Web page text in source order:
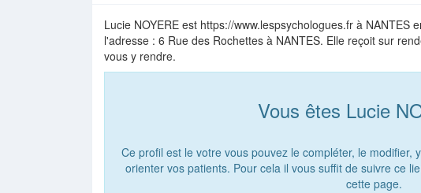
Lucie NOYERE est https://www.lespsychologues.fr à NANTES
l'adresse : 6 Rue des Rochettes à NANTES. Elle reçoit sur
vous y rendre.
Vous êtes Lucie
Ce profil est le votre vous pouvez le compléter, le modifier,
orienter vos patients. Pour cela il vous suffit de suivre ce
cette page.